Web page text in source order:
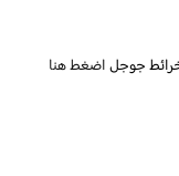
جوجلاضغط هنا